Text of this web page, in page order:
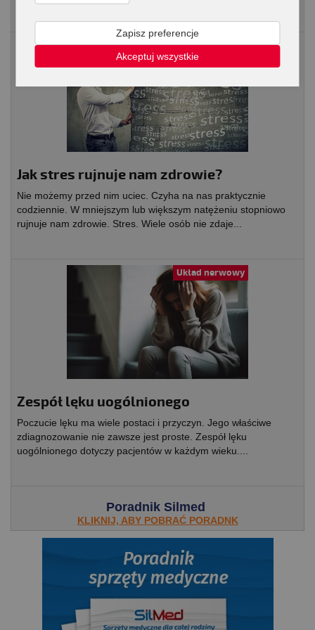
Relacje w rodzinie
Jak stres rujnuje nam zdrowie?
Nie możemy przed nim uciec. Czyha na nas praktycznie
codziennie. W mniejszym lub większym natężeniu stopniowo
rujnuje nam zdrowie. Stres. Wiele osób nie zdaje...
Układ nerwowy
Zespół lęku uogólnionego
Poczucie lęku ma wiele postaci i przyczyn. Jego właściwe
zdiagnozowanie nie zawsze jest proste. Zespół lęku
uogólnionego dotyczy pacjentów w każdym wieku....
Poradnik Silmed
KLIKNIJ, ABY POBRAĆ PORADNK
Zapisz preferencje
Akceptuj wszystkie